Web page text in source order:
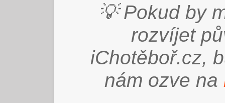
💡 Pokud by
rozvíjet
iChotěboř.cz,
nám ozve na